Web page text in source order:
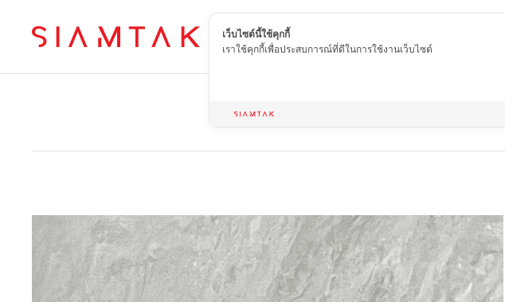
TH
เว็บไซต์นี้ใช้คุกกี้
เราใช้คุกกี้เพื่อประสบการณ์ที่ดีในการใช้งานเว็บไซต์